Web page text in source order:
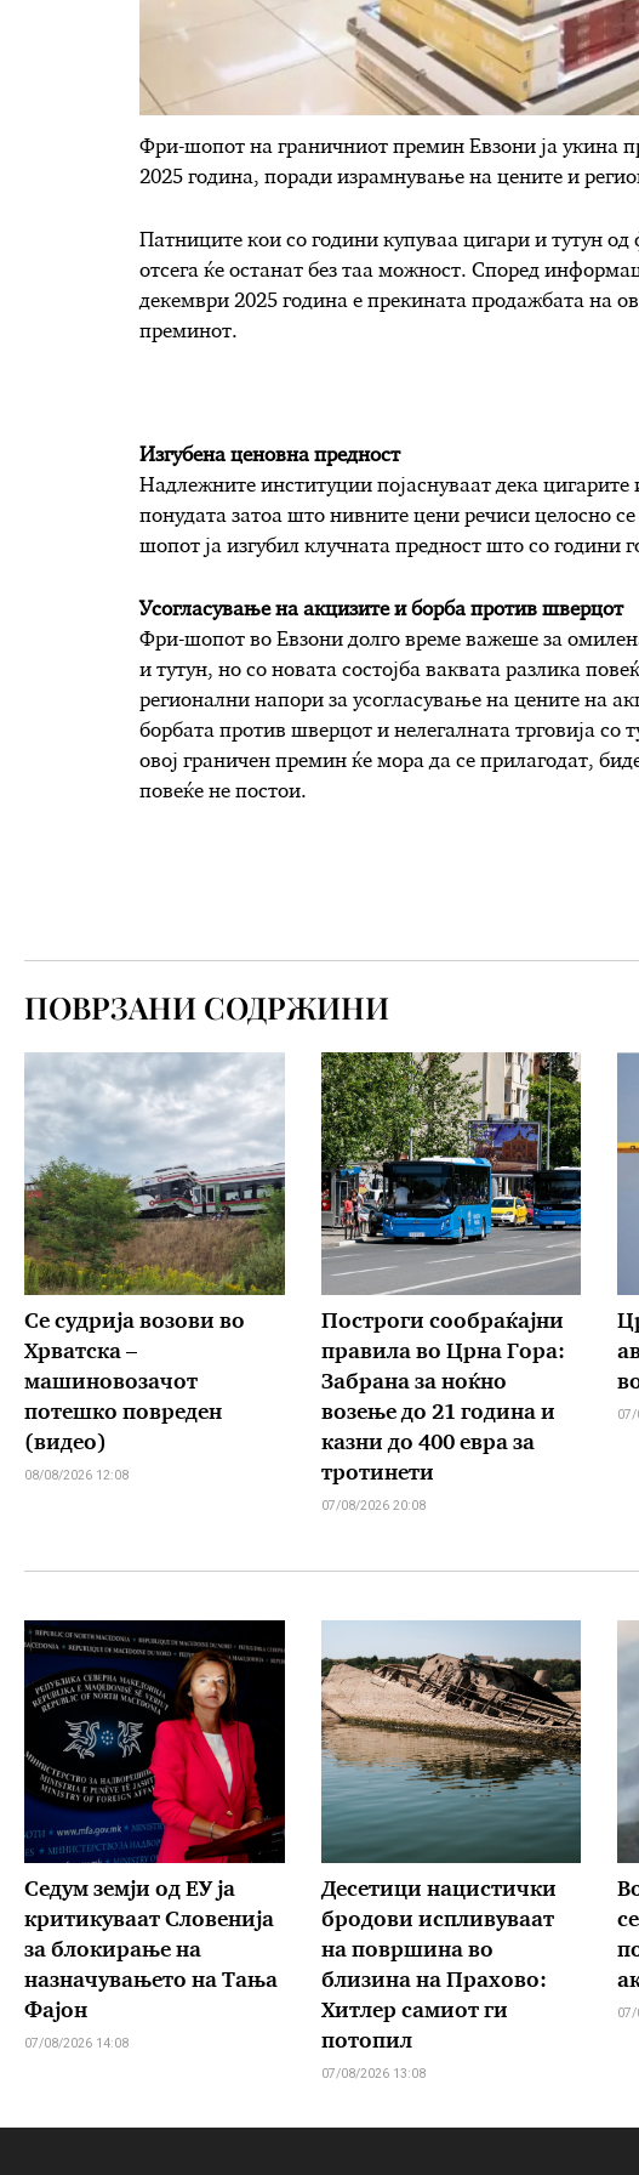
Фри-шопот на граничниот премин Евзони ја укина
2025 година, поради израмнување на цените и
Патниците кои со години купуваа цигари и тутун
отсега ќе останат без таа можност. Според
декември 2025 година е прекината продажбата на
преминот.
Изгубена ценовна предност
Надлежните институции појаснуваат дека цигарите
понудата затоа што нивните цени речиси целосно
шопот ја изгубил клучната предност што со години
Усогласување на акцизите и борба против шверцот
Фри-шопот во Евзони долго време важеше за
и тутун, но со новата состојба ваквата разлика
регионални напори за усогласување на цените на
борбата против шверцот и нелегалната трговија со
овој граничен премин ќе мора да се прилагодат,
повеќе не постои.
ПОВРЗАНИ СОДРЖИНИ
Се судрија возови во
Хрватска –
машиновозачот
потешко повреден
(видео)
08/08/2026 12:08
Построги сообраќајни
правила во Црна Гора:
Забрана за ноќно
возење до 21 година и
казни до 400 евра за
тротинети
07/08/2026 20:08
Седум земји од ЕУ ја
критикуваат Словенија
за блокирање на
назначувањето на Тања
Фајон
07/08/2026 14:08
Десетици нацистички
бродови испливуваат
на површина во
близина на Прахово:
Хитлер самиот ги
потопил
07/08/2026 13:08